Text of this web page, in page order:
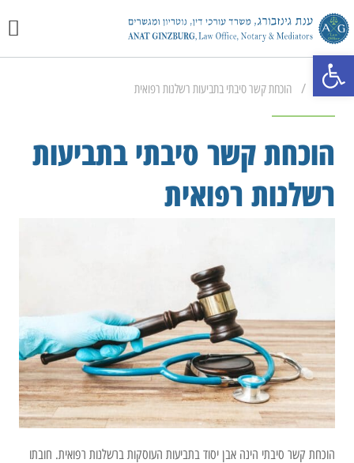
ראשי / הוכחת קשר סיבתי בתביעות רשלנות רפואית
הוכחת קשר סיבתי בתביעות
רשלנות רפואית
הוכחת קשר סיבתי הינה אבן יסוד בתביעות העוסקות ברשלנות רפואית. חובתו
פתח סרגל נגישות